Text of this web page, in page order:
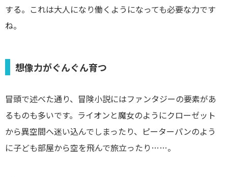
する。これは大人になり働くようになっても必要な力です
ね。
想像力がぐんぐん育つ
冒頭で述べた通り、冒険小説にはファンタジーの要素があ
るものも多いです。ライオンと魔女のようにクローゼット
から異空間へ迷い込んでしまったり、ピーターパンのよう
に子ども部屋から空を飛んで旅立ったり……。